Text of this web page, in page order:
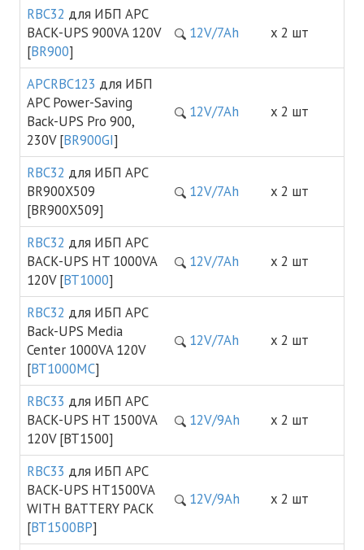
RBC32 для ИБП APC
BACK-UPS 900VA 120V
[BR900]
12V/7Ah х 2 шт
APCRBC123 для ИБП
APC Power-Saving
Back-UPS Pro 900,
230V [BR900GI]
12V/7Ah х 2 шт
RBC32 для ИБП APC
BR900X509
[BR900X509]
12V/7Ah х 2 шт
RBC32 для ИБП APC
BACK-UPS HT 1000VA
120V [BT1000]
12V/7Ah х 2 шт
RBC32 для ИБП APC
Back-UPS Media
Center 1000VA 120V
[BT1000MC]
12V/7Ah х 2 шт
RBC33 для ИБП APC
BACK-UPS HT 1500VA
120V [BT1500]
12V/9Ah х 2 шт
RBC33 для ИБП APC
BACK-UPS HT1500VA
WITH BATTERY PACK
[BT1500BP]
12V/9Ah х 2 шт